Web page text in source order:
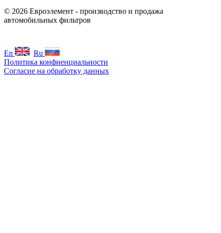
© 2026 Евроэлемент - производство и продажа
автомобильных фильтров
En
Ru
Политика конфиенциальности
Согласие на обработку данных